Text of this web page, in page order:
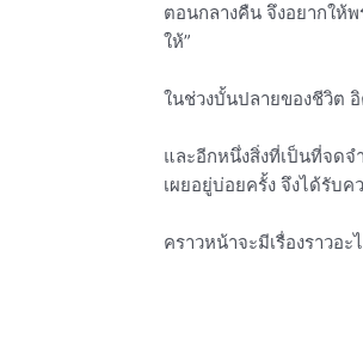
ตอนกลางคืน จึงอยากให้
ให้”
ในช่วงบั้นปลายของชีวิต
และอีกหนึ่งสิ่งที่เป็นที่จด
เผยอยู่บ่อยครั้ง จึงได้รับ
คราวหน้าจะมีเรื่องราวอ